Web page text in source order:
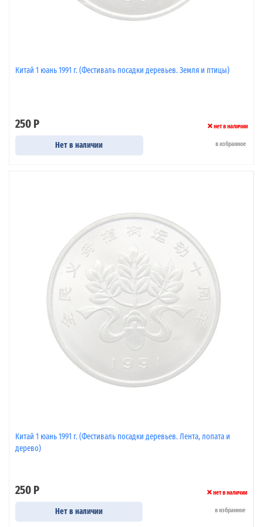
Китай 1 юань 1991 г. (Фестиваль посадки деревьев. Земля и птицы)
250 Р нет в наличии
Нет в наличии в избранное
Китай 1 юань 1991 г. (Фестиваль посадки деревьев. Лента, лопата и
дерево)
250 Р нет в наличии
Нет в наличии в избранное